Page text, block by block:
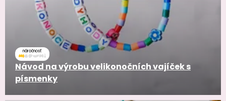
náročnosť
Návod na výrobu velikonočních vajíček s
písmenky